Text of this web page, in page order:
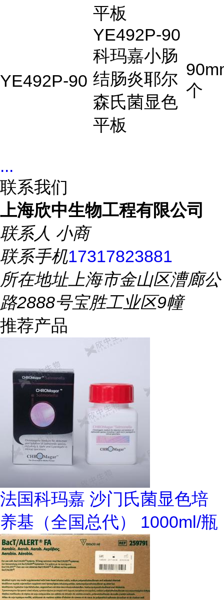
平板
YE492P-90
YE492P-90
科玛嘉小肠
结肠炎耶尔
森氏菌显色
平板
个
...
联系我们
上海欣中生物工程有限公司
联系人 小商
联系手机17317823881
所在地址上海市金山区漕廊公
路2888号宝胜工业区9幢
推荐产品
法国科玛嘉 沙门氏菌显色培
养基（全国总代） 1000ml/瓶